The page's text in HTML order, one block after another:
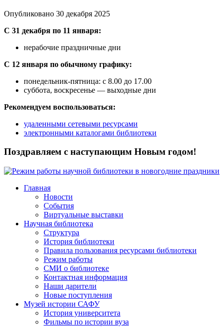
Опубликовано 30 декабря 2025
С 31 декабря по 11 января:
нерабочие праздничные дни
С 12 января по обычному графику:
понедельник-пятница: с 8.00 до 17.00
суббота, воскресенье — выходные дни
Рекомендуем воспользоваться:
удаленными сетевыми ресурсами
электронными каталогами библиотеки
Поздравляем с наступающим Новым годом!
Главная
Новости
События
Виртуальные выставки
Научная библиотека
Структура
История библиотеки
Правила пользования ресурсами библиотеки
Режим работы
СМИ о библиотеке
Контактная информация
Наши дарители
Новые поступления
Музей истории САФУ
История университета
Фильмы по истории вуза